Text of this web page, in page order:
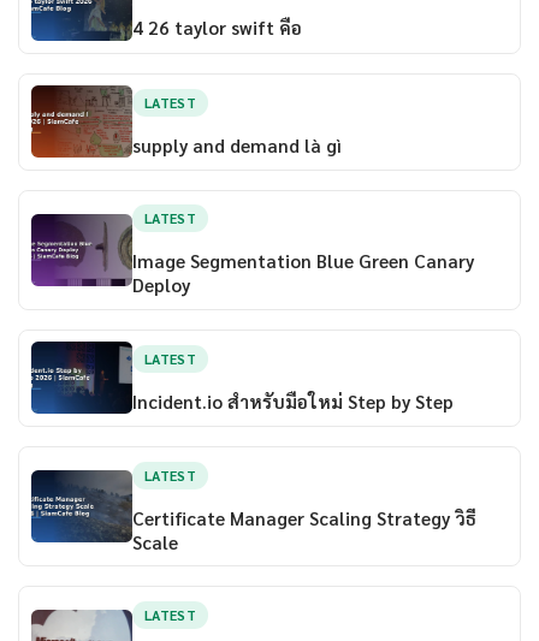
4 26 taylor swift คือ
LATEST
supply and demand là gì
LATEST
Image Segmentation Blue Green Canary
Deploy
LATEST
Incident.io สำหรับมือใหม่ Step by Step
LATEST
Certificate Manager Scaling Strategy วิธี
Scale
LATEST